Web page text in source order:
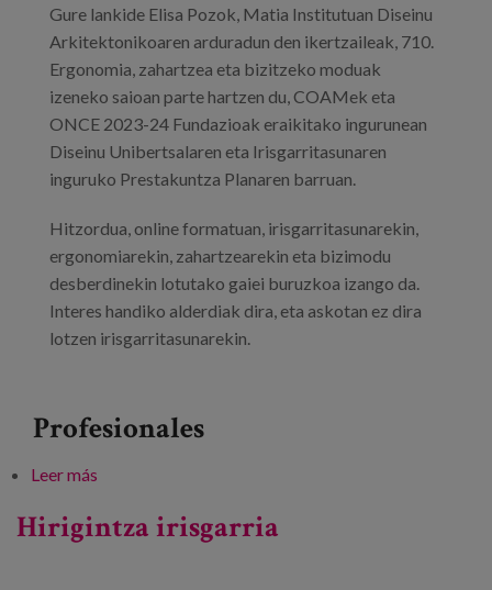
Gure lankide Elisa Pozok, Matia Institutuan Diseinu
Arkitektonikoaren arduradun den ikertzaileak, 710.
Ergonomia, zahartzea eta bizitzeko moduak
izeneko saioan parte hartzen du, COAMek eta
ONCE 2023-24 Fundazioak eraikitako ingurunean
Diseinu Unibertsalaren eta Irisgarritasunaren
inguruko Prestakuntza Planaren barruan.
Hitzordua, online formatuan, irisgarritasunarekin,
ergonomiarekin, zahartzearekin eta bizimodu
desberdinekin lotutako gaiei buruzkoa izango da.
Interes handiko alderdiak dira, eta askotan ez dira
lotzen irisgarritasunarekin.
Profesionales
Leer más
Hirigintza irisgarria